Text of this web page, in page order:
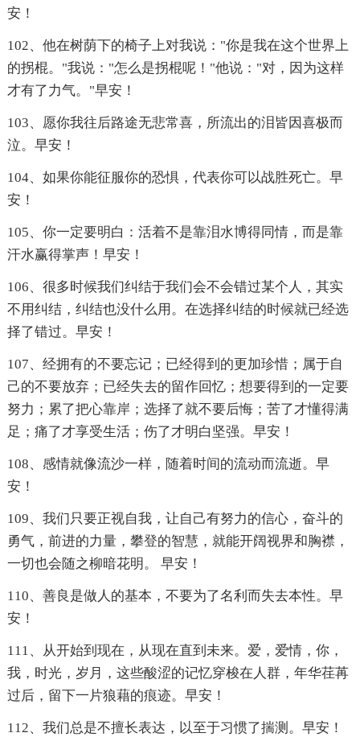
安！
102、他在树荫下的椅子上对我说："你是我在这个世界上
的拐棍。"我说："怎么是拐棍呢！"他说："对，因为这样
才有了力气。"早安！
103、愿你我往后路途无悲常喜，所流出的泪皆因喜极而
泣。早安！
104、如果你能征服你的恐惧，代表你可以战胜死亡。早
安！
105、你一定要明白：活着不是靠泪水博得同情，而是靠
汗水赢得掌声！早安！
106、很多时候我们纠结于我们会不会错过某个人，其实
不用纠结，纠结也没什么用。在选择纠结的时候就已经选
择了错过。早安！
107、经拥有的不要忘记；已经得到的更加珍惜；属于自
己的不要放弃；已经失去的留作回忆；想要得到的一定要
努力；累了把心靠岸；选择了就不要后悔；苦了才懂得满
足；痛了才享受生活；伤了才明白坚强。早安！
108、感情就像流沙一样，随着时间的流动而流逝。早
安！
109、我们只要正视自我，让自己有努力的信心，奋斗的
勇气，前进的力量，攀登的智慧，就能开阔视界和胸襟，
一切也会随之柳暗花明。 早安！
110、善良是做人的基本，不要为了名利而失去本性。早
安！
111、从开始到现在，从现在直到未来。爱，爱情，你，
我，时光，岁月，这些酸涩的记忆穿梭在人群，年华荏苒
过后，留下一片狼藉的痕迹。早安！
112、我们总是不擅长表达，以至于习惯了揣测。早安！